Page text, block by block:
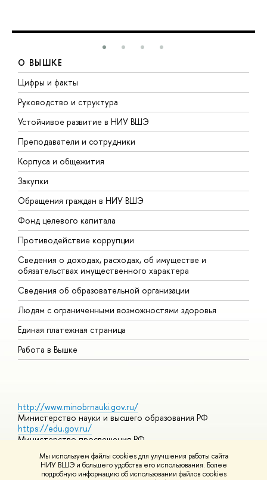
Мы используем файлы cookies для улучшения работы сайта
НИУ ВШЭ и большего удобства его использования. Более
подробную информацию об использовании файлов cookies
О ВЫШКЕ
Цифры и факты
Руководство и структура
Устойчивое развитие в НИУ ВШЭ
Преподаватели и сотрудники
Корпуса и общежития
Закупки
Обращения граждан в НИУ ВШЭ
Фонд целевого капитала
Противодействие коррупции
Сведения о доходах, расходах, об имуществе и
обязательствах имущественного характера
Сведения об образовательной организации
Людям с ограниченными возможностями здоровья
Единая платежная страница
Работа в Вышке
http://www.minobrnauki.gov.ru/
Министерство науки и высшего образования РФ
https://edu.gov.ru/
Министерство просвещения РФ
https://elearning.hse.ru/mooc
Массовые открытые онлайн-курсы